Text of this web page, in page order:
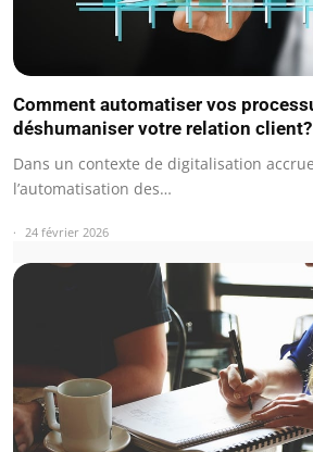
Comment automatiser vos
déshumaniser votre relation client?
Dans un contexte de digitalisation
l’automatisation des…
24 février 2026